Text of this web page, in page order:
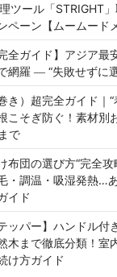
ツール「STRIGHT
ペーン【ムームード
全ガイド】アジア最
網羅 ― “失敗せずに
き）超完全ガイド｜“
こそぎ防ぐ！素材別
で
布団の選び方“完全
・調温・吸湿発熱…
イド
ッパー】ハンドル付
木まで徹底分類！室
け方ガイド